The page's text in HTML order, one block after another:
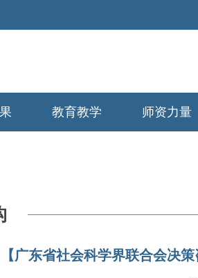
教育教学 师资力量
【广东省社会科学界联合会决